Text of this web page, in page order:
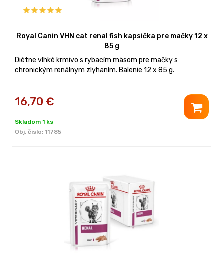
Royal Canin VHN cat renal fish kapsička pre mačky 12 x
85 g
Diétne vlhké krmivo s rybacím mäsom pre mačky s
chronickým renálnym zlyhaním. Balenie 12 x 85 g.
16,70 €
Skladom 1 ks
Obj. čislo: 11785